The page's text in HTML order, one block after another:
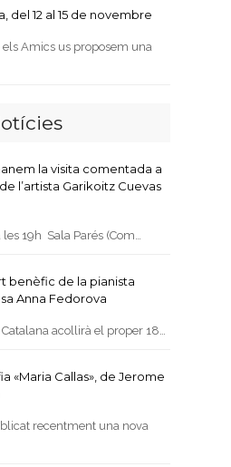
del 12 al 15 de novembre
Amics us proposem una
la visita comentada a
l’artista Garikoitz Cuevas
19h Sala Parés (Com…
benèfic de la pianista
Anna Fedorova
acollirà el proper 18…
«Maria Callas», de Jerome
recentment una nova